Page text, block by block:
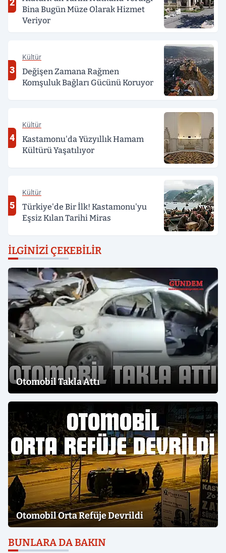
2
Bina Bugün Müze Olarak Hizmet
Veriyor
3
Kültür
Değişen Zamana Rağmen
Komşuluk Bağları Gücünü Koruyor
4
Kültür
Kastamonu'da Yüzyıllık Hamam
Kültürü Yaşatılıyor
5
Kültür
Türkiye'de Bir İlk! Kastamonu'yu
Eşsiz Kılan Tarihi Miras
İLGINIZI ÇEKEBILIR
Otomobil Takla Attı
Otomobil Orta Refüje Devrildi
BUNLARA DA BAKIN